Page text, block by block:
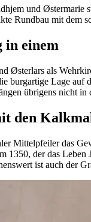
und Østermarie
Rundbau mit dem
in einem
Østerlars als
burgartige Lage
übrigens nicht
den
Mittelpfeiler das
1350, der das
ist auch der